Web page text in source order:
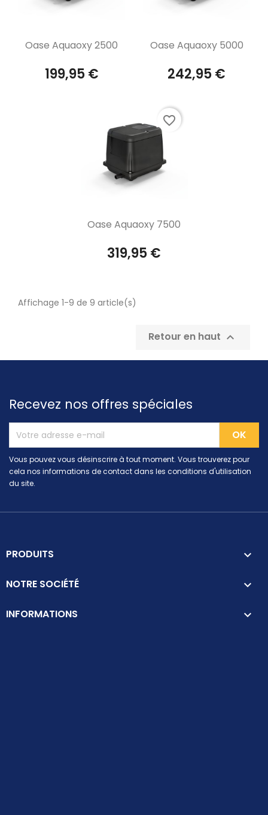
Aperçu rapide
Oase Aquaoxy 2500
199,95 €
Aperçu rapide
Oase Aquaoxy 5000
242,95 €
Aperçu rapide
Oase Aquaoxy 7500
319,95 €
favorite_border
Affichage 1-9 de 9 article(s)
Retour en haut 
Recevez nos offres spéciales
Vous pouvez vous désinscrire à tout moment. Vous trouverez pour
cela nos informations de contact dans les conditions d'utilisation
du site.
PRODUITS 
NOTRE SOCIÉTÉ 
INFORMATIONS keyboard_arrow_down